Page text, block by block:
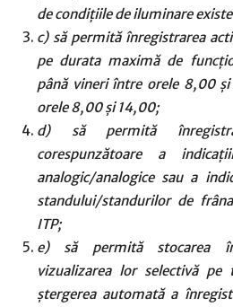
de condiţiile de iluminare
c) să permită înregistrarea
pe durata maximă de
până vineri între orele 8,00
orele 8,00 şi 14,00;
d) să permită
corespunzătoare a
analogic/analogice sau a
standului/standurilor de
ITP;
e) să permită stocarea
vizualizarea lor selectivă
ştergerea automată a